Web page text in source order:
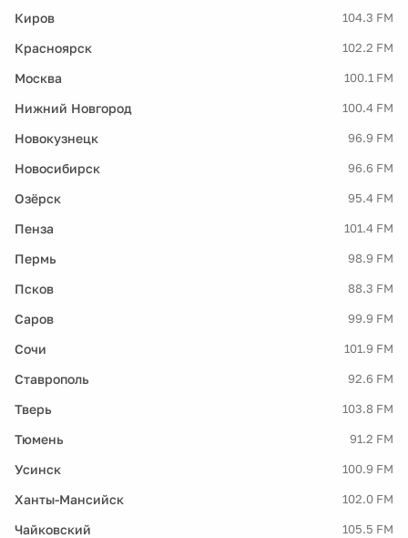
Киров 104.3 FM
Красноярск 102.2 FM
Москва 100.1 FM
Нижний Новгород 100.4 FM
Новокузнецк 96.9 FM
Новосибирск 96.6 FM
Озёрск 95.4 FM
Пенза 101.4 FM
Пермь 98.9 FM
Псков 88.3 FM
Саров 99.9 FM
Сочи 101.9 FM
Ставрополь 92.6 FM
Тверь 103.8 FM
Тюмень 91.2 FM
Усинск 100.9 FM
Ханты-Мансийск 102.0 FM
Чайковский 105.5 FM